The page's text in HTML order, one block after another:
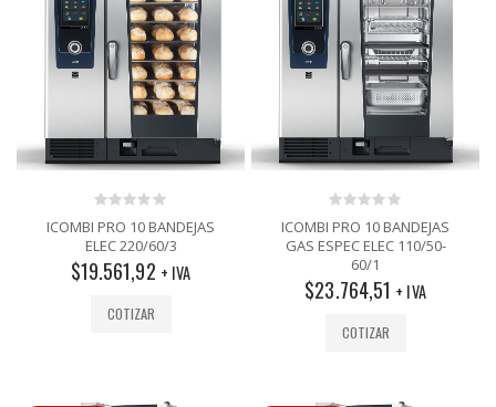
0
out
of
5
ICOMBI PRO 10 BANDEJAS
ELEC 220/60/3
$19.561,92 + IVA
COTIZAR
0
out
of
ICOMBI PRO 10 BANDEJAS
GAS ESPEC ELEC 110/50-
60/1
$23.764,51 + IVA
COTIZAR